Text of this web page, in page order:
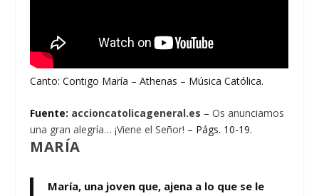
Canto: Contigo María – Athenas – Música Católica.
Fuente: accioncatolicageneral.es –Os anunciamos
una gran alegría… ¡Viene el Señor! – Págs. 10-19.
MARÍA
María, una joven que, ajena a lo que se le